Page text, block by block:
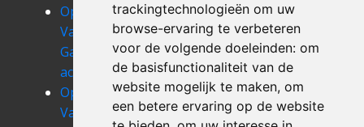
trackingtechnologieën om uw
browse-ervaring te verbeteren
voor de volgende doeleinden: om
de basisfunctionaliteit van de
website mogelijk te maken, om
een betere ervaring op de website
Opruimen
Van Uw
Garage
achene
Opruimen
Van Uw
Garage achet
Opruimen
Van Uw
Garage
agimont
Opruimen
Van Uw
Opruimen
Van Uw
Opruimen
Van Uw